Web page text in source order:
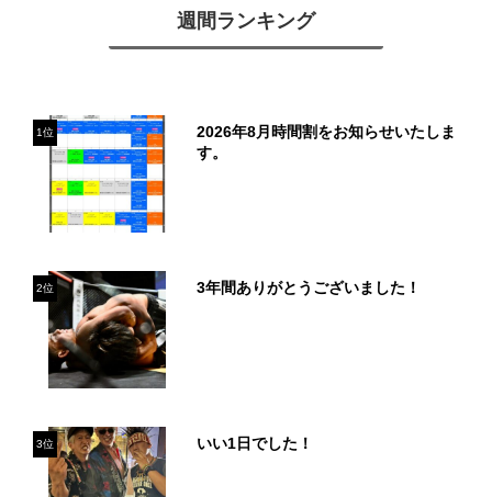
週間ランキング
1位
2026年8月時間割をお知らせいたしま
す。
2位 3年間ありがとうございました！
3位 いい1日でした！